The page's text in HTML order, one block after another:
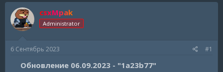
т
о
р
м
т
а
н
а
а
csxMpak
Administrator
6 Сентябрь 2023 #1
Обновление 06.09.2023 - "1a23b77"